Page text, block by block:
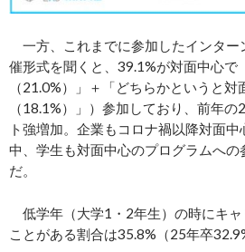
一方、これまでに参加したインター
催形式を聞くと、39.1%が対面中心で
（21.0%）」＋「どちらかというと対
（18.1%）」）参加しており、前年
ト強増加。企業もコロナ禍以降対面
中、学生も対面中心のプログラムへの
だ。
低学年（大学1・2年生）の時にキャ
ことがある割合は35.8%（25年卒